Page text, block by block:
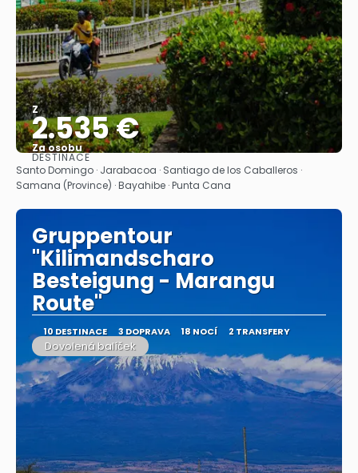
Z
2.535 €
Za osobu
Zobrazit
DESTINACE
Santo Domingo · Jarabacoa · Santiago de los Caballeros ·
Samana (Province) · Bayahibe · Punta Cana
Gruppentour
"Kilimandscharo
Besteigung - Marangu
Route"
10 DESTINACE 3 DOPRAVA 18 NOCÍ 2 TRANSFERY
Dovolená balíček